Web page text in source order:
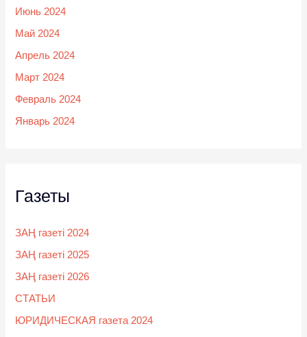
Июнь 2024
Май 2024
Апрель 2024
Март 2024
Февраль 2024
Январь 2024
Газеты
ЗАҢ газеті 2024
ЗАҢ газеті 2025
ЗАҢ газеті 2026
СТАТЬИ
ЮРИДИЧЕСКАЯ газета 2024